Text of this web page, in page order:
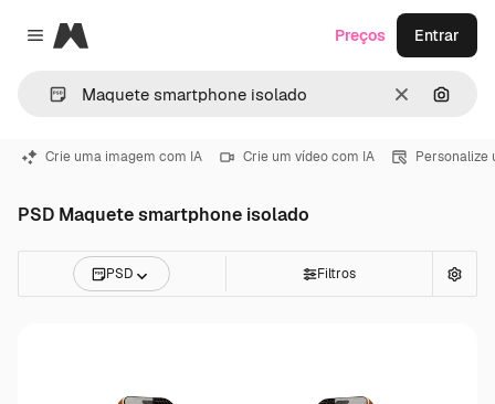
Close menu
Magnific
Limpar
Preços Entrar
Crie uma imagem com IA Crie um vídeo com IA Personalize
PSD Maquete smartphone isolado
PSD Filtros